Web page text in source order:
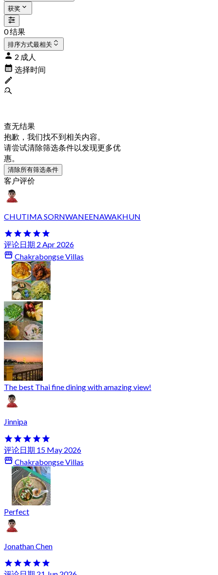
获奖
0 结果
排序方式最相关
2 成人
选择时间
查无结果
抱歉，我们找不到相关内容。
请尝试清除筛选条件以发现更多优
惠。
清除所有筛选条件
客户评价
CHUTIMA SORNWANEENAWAKHUN
评论日期 2 Apr 2026
Chakrabongse Villas
The best Thai fine dining with amazing view!
Jinnipa
评论日期 15 May 2026
Chakrabongse Villas
Perfect
Jonathan Chen